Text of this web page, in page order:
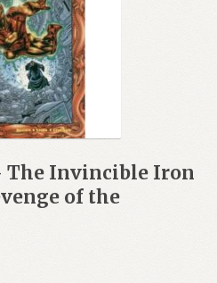
The Invincible Iron
of the